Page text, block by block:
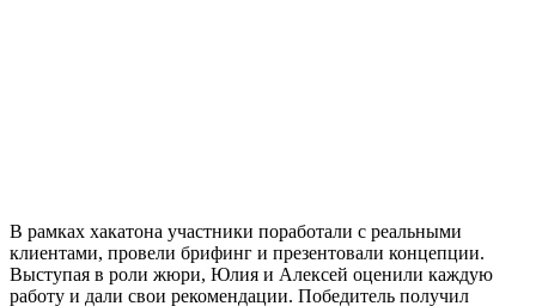
В рамках хакатона участники поработали с реальными
клиентами, провели брифинг и презентовали концепции.
Выступая в роли жюри, Юлия и Алексей оценили каждую
работу и дали свои рекомендации. Победитель получил